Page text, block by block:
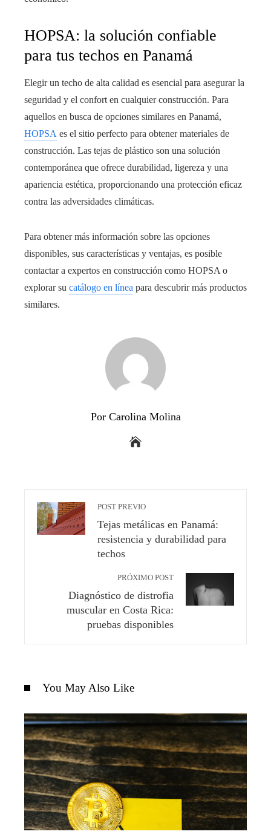
HOPSA: la solución confiable
para tus techos en Panamá
Elegir un techo de alta calidad es esencial para asegurar la
seguridad y el confort en cualquier construcción. Para
aquellos en busca de opciones similares en Panamá,
HOPSA es el sitio perfecto para obtener materiales de
construcción. Las tejas de plástico son una solución
contemporánea que ofrece durabilidad, ligereza y una
apariencia estética, proporcionando una protección eficaz
contra las adversidades climáticas.
Para obtener más información sobre las opciones
disponibles, sus características y ventajas, es posible
contactar a expertos en construcción como HOPSA o
explorar su catálogo en línea para descubrir más productos
similares.
Por Carolina Molina
POST PREVIO
Tejas metálicas en Panamá:
resistencia y durabilidad para
techos
PRÓXIMO POST
Diagnóstico de distrofia
muscular en Costa Rica:
pruebas disponibles
You May Also Like